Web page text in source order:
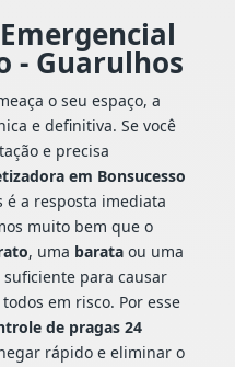
- Guarulhos
o seu espaço, a
e definitiva. Se você
e precisa
em Bonsucesso
é a resposta imediata
muito bem que o
, uma barataou uma
para causar
em risco. Por esse
de pragas 24
rápido e eliminar o